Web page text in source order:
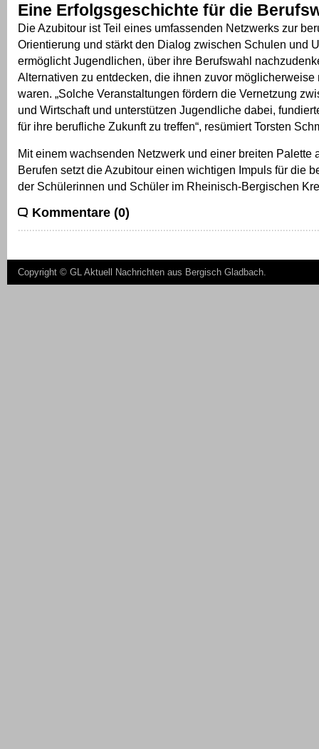
Eine Erfolgsgeschichte für die
Die Azubitour ist Teil eines umfassenden Netzwerks zur
Orientierung und stärkt den Dialog zwischen Schulen und
ermöglicht Jugendlichen, über ihre Berufswahl
Alternativen zu entdecken, die ihnen zuvor möglicherweise
waren. „Solche Veranstaltungen fördern die Vernetzung
und Wirtschaft und unterstützen Jugendliche dabei,
für ihre berufliche Zukunft zu treffen“, resümiert Torsten
Mit einem wachsenden Netzwerk und einer breiten Palette
Berufen setzt die Azubitour einen wichtigen Impuls für die
der Schülerinnen und Schüler im Rheinisch-Bergischen
Kommentare (0)
Copyright © GL Aktuell Nachrichten aus Bergisch Gladbach.